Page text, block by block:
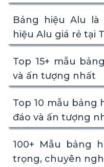
Bảng hiệu Alu
hiệu Alu giá rẻ tại
Top 15+ mẫu
và ấn tượng nhất
Top 10 mẫu bảng
đáo và ấn tượng
100+ Mẫu bảng
trọng, chuyên